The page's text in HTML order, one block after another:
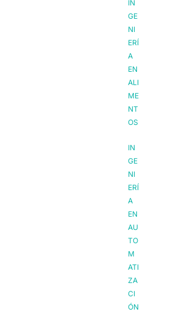
IN
GE
NI
ERÍ
A
EN
ALI
ME
NT
OS
IN
GE
NI
ERÍ
A
EN
AU
TO
M
ATI
ZA
CI
ÓN